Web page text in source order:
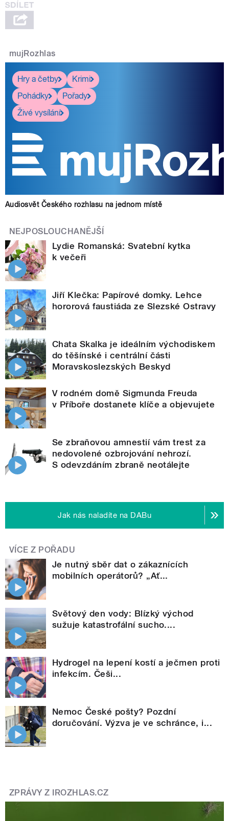
mujRozhlas
Hry a četby
Krimi
Pohádky
Pořady
Živé vysílání
Audiosvět Českého rozhlasu na jednom místě
NEJPOSLOUCHANĚJŠÍ
Lydie Romanská: Svatební kytka
k večeři
Jiří Klečka: Papírové domky. Lehce
hororová faustiáda ze Slezské Ostravy
Chata Skalka je ideálním východiskem
do těšínské i centrální části
Moravskoslezských Beskyd
V rodném domě Sigmunda Freuda
v Příboře dostanete klíče a objevujete
Se zbraňovou amnestií vám trest za
nedovolené ozbrojování nehrozí.
S odevzdáním zbraně neotálejte
Jak nás naladíte na DABu
VÍCE Z POŘADU
Je nutný sběr dat o zákaznících
mobilních operátorů? „Ať...
Světový den vody: Blízký východ
sužuje katastrofální sucho....
Hydrogel na lepení kostí a ječmen proti
infekcím. Češi...
Nemoc České pošty? Pozdní
doručování. Výzva je ve schránce, i...
ZPRÁVY Z IROZHLAS.CZ